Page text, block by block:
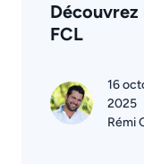
FCL
16
2025
Rémi